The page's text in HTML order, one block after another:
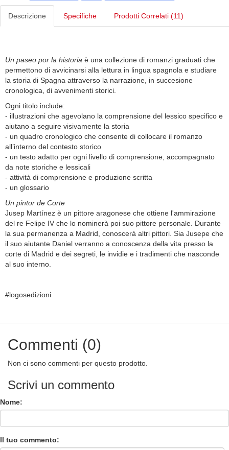
Descrizione Specifiche Prodotti Correlati (11)
Un paseo por la historia è una collezione di romanzi graduati che
permettono di avvicinarsi alla lettura in lingua spagnola e studiare
la storia di Spagna attraverso la narrazione, in succesione
cronologica, di avvenimenti storici.
Ogni titolo include:
- illustrazioni che agevolano la comprensione del lessico specifico e
aiutano a seguire visivamente la storia
- un quadro cronologico che consente di collocare il romanzo
all’interno del contesto storico
- un testo adatto per ogni livello di comprensione, accompagnato
da note storiche e lessicali
- attività di comprensione e produzione scritta
- un glossario
Un pintor de Corte
Jusep Martínez è un pittore aragonese che ottiene l'ammirazione
del re Felipe IV che lo nominerà poi suo pittore personale. Durante
la sua permanenza a Madrid, conoscerà altri pittori. Sia Jusepe che
il suo aiutante Daniel verranno a conoscenza della vita presso la
corte di Madrid e dei segreti, le invidie e i tradimenti che nasconde
al suo interno.
#logosedizioni
Commenti (0)
Non ci sono commenti per questo prodotto.
Scrivi un commento
Nome:
Il tuo commento: